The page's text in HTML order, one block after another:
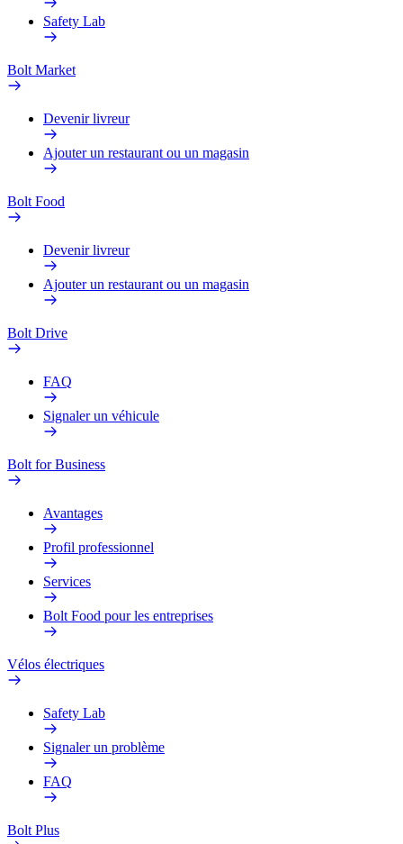
Safety Lab
Bolt Market
Devenir livreur
Ajouter un restaurant ou un magasin
Bolt Food
Devenir livreur
Ajouter un restaurant ou un magasin
Bolt Drive
FAQ
Signaler un véhicule
Bolt for Business
Avantages
Profil professionnel
Services
Bolt Food pour les entreprises
Vélos électriques
Safety Lab
Signaler un problème
FAQ
Bolt Plus